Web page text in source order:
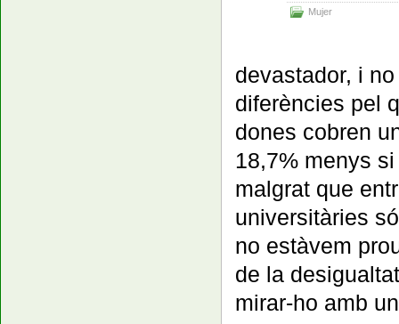
Mujer
devastador, i
diferències pel
dones cobren
18,7% menys
malgrat que
universitàries
no estàvem
de la
mirar-ho amb